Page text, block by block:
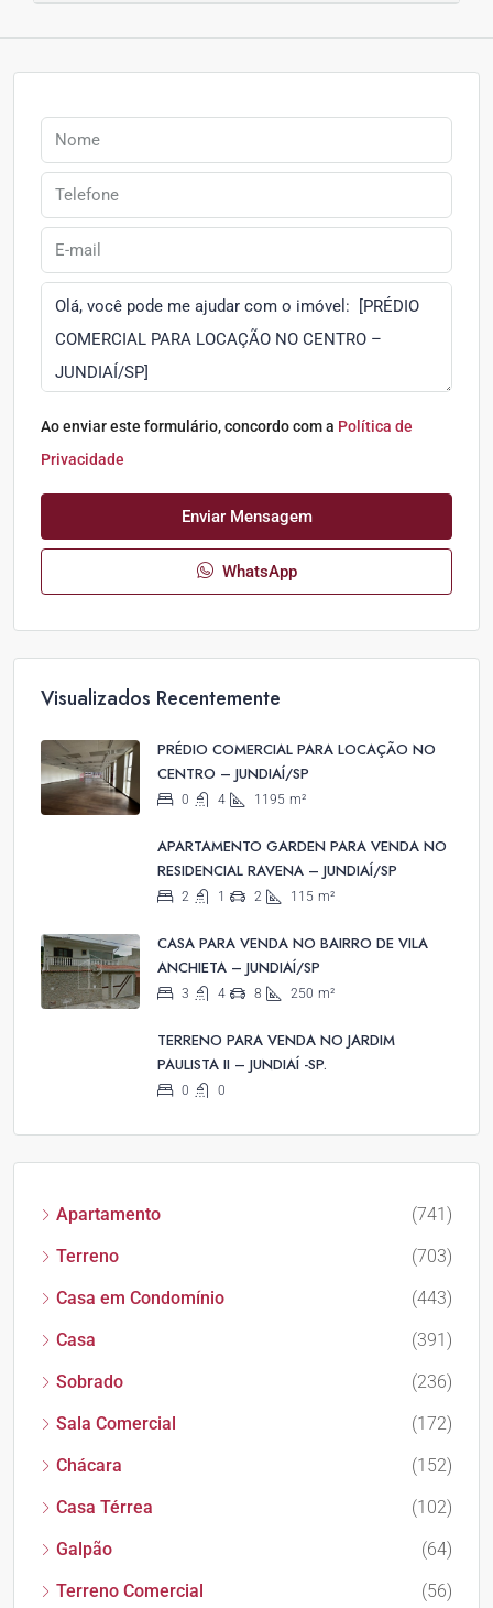
Ao enviar este formulário, concordo com a Política de
Privacidade
Enviar Mensagem
WhatsApp
Visualizados Recentemente
PRÉDIO COMERCIAL PARA LOCAÇÃO NO
CENTRO – JUNDIAÍ/SP
0 4 1195 m²
APARTAMENTO GARDEN PARA VENDA NO
RESIDENCIAL RAVENA – JUNDIAÍ/SP
2 1 2 115 m²
CASA PARA VENDA NO BAIRRO DE VILA
ANCHIETA – JUNDIAÍ/SP
3 4 8 250 m²
TERRENO PARA VENDA NO JARDIM
PAULISTA II – JUNDIAÍ -SP.
0 0
Apartamento
(741)
Terreno
(703)
Casa em Condomínio
(443)
Casa
(391)
Sobrado
(236)
Sala Comercial
(172)
Chácara
(152)
Casa Térrea
(102)
Galpão
(64)
Terreno Comercial
(56)